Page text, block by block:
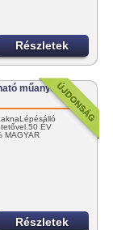
Részletek
műanyag
ÉV
MAGYAR
Részletek